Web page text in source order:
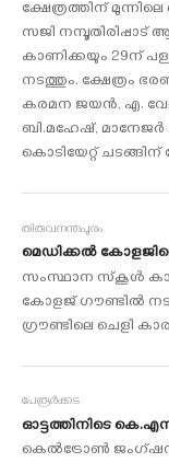
ക്ഷേത്രത്തിന്
സജി
കാണിക്കയും 29ന്
നടത്തും. ക്ഷേത്രം
കരമന ജയന്‍, എ.
ബി.മഹേഷ്,
കൊടിയേറ്റ്
തിരുവനന്തപുരം
മെഡിക്കല്‍ കോളജിലെ
സംസ്ഥാന സ്‌കൂള്‍
കോളജ് ഗൗണ്ടില്‍
ഗ്രൗണ്ടിലെ ചെളി
പേരൂര്‍ക്കട
ഓട്ടത്തിനിടെ
കെല്‍ട്രോണ്‍